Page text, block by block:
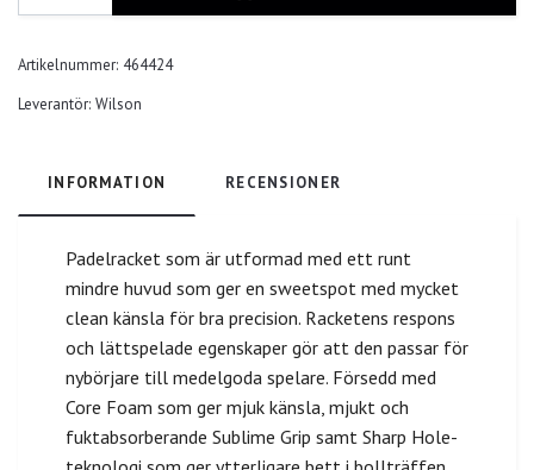
Artikelnummer: 464424
Leverantör: Wilson
INFORMATION RECENSIONER
Padelracket som är utformad med ett runt
mindre huvud som ger en sweetspot med mycket
clean känsla för bra precision. Racketens respons
och lättspelade egenskaper gör att den passar för
nybörjare till medelgoda spelare. Försedd med
Core Foam som ger mjuk känsla, mjukt och
fuktabsorberande Sublime Grip samt Sharp Hole-